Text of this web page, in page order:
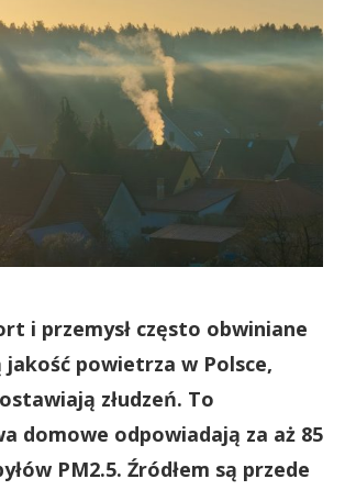
i przemysł często obwiniane
powietrza w Polsce,
złudzeń. To
domowe odpowiadają za aż 85
PM2.5. Źródłem są przede